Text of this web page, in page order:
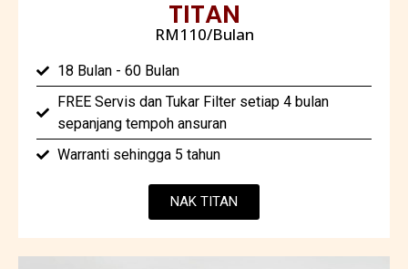
TITAN
RM110/Bulan
18 Bulan - 60 Bulan
FREE Servis dan Tukar Filter setiap 4 bulan
sepanjang tempoh ansuran
Warranti sehingga 5 tahun
NAK TITAN